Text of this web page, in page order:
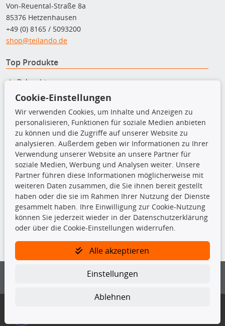
Von-Reuental-Straße 8a
85376 Hetzenhausen
+49 (0) 8165 / 5093200
shop@teilando.de
Top Produkte
Beleuchtung
Bremsbeläge
Bremsscheiben
Kupplungssatz
Querlenker
Radlager
Stoßdämpfer
TecDoc Inside
Die hier angezeigten Daten insbesondere die gesamte Datenbank dürfen
nicht kopiert werden.
Es ist zu unterlassen, die Daten oder die gesamte Datenbank ohne
und/oder diese Handlungen durch Dritte ausführen zu lassen. Ein
Bitte prüfen Sie, ob das über unseren Onlineshop identifizierte Ersatzteil
Cookie-Einstellungen
Wir verwenden Cookies, um Inhalte und Anzeigen zu
personalisieren, Funktionen für soziale Medien anbieten
zu können und die Zugriffe auf unserer Website zu
analysieren. Außerdem geben wir Informationen zu Ihrer
Verwendung unserer Website an unsere Partner für
soziale Medien, Werbung und Analysen weiter. Unsere
Partner führen diese Informationen möglicherweise mit
weiteren Daten zusammen, die Sie ihnen bereit gestellt
haben oder die sie im Rahmen Ihrer Nutzung der Dienste
gesammelt haben. Ihre Einwilligung zur Cookie-Nutzung
können Sie jederzeit wieder in der Datenschutzerklärung
oder über die Cookie-Einstellungen widerrufen.
Alle akzeptieren
Einstellungen
Ablehnen